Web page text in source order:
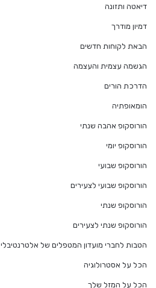
דיאטה ותזונה
דמיון מודרך
הבאת לקוחות חדשים
הגשמה עצמית והעצמה
הדרכת הורים
הומאופתיה
הורוסקופ אהבה שנתי
הורוסקופ יומי
הורוסקופ שבועי
הורוסקופ שבועי לצעירים
הורוסקופ שנתי
הורוסקופ שנתי לצעירים
הטבות לחברי מועדון המטפלים של אלטרנטיבלי
הכל על אסטרולוגיה
הכל על המזל שלך